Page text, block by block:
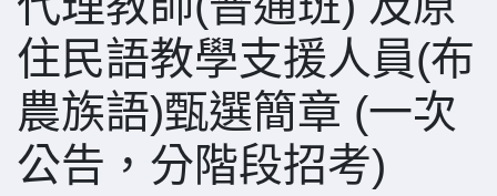
住民語教學支援人員(布
農族語)甄選簡章 (一次
公告，分階段招考)